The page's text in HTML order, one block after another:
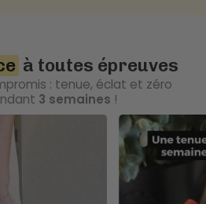
à toutes épreuves
: tenue, éclat et zéro
3 semaines !